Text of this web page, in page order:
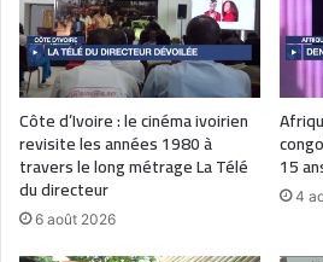
Côte d’Ivoire : le cinéma ivoirien
revisite les années 1980 à
travers le long métrage La Télé
du directeur
6 août 2026
15
4